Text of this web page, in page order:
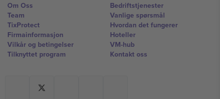
Om Oss
Team
TixProtect
Firmainformasjon
Vilkår og betingelser
Tilknyttet program
Bedriftstjenester
Vanlige spørsmål
Hvordan det fungerer
Hoteller
VM-hub
Kontakt oss